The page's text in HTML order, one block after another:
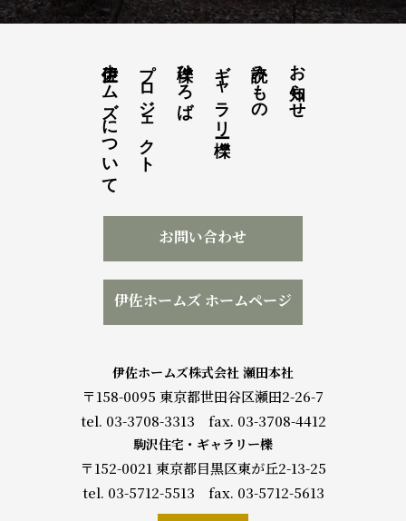
お知らせ
読みもの
ギャラリー櫟
櫟ひろば
プロジェクト
伊佐ホームズについて
お問い合わせ
伊佐ホームズ ホームページ
伊佐ホームズ株式会社 瀬田本社
〒158-0095 東京都世田谷区瀬田2-26-7
tel. 03-3708-3313 fax. 03-3708-4412
駒沢住宅・ギャラリー櫟
〒152-0021 東京都目黒区東が丘2-13-25
tel. 03-5712-5513 fax. 03-5712-5613